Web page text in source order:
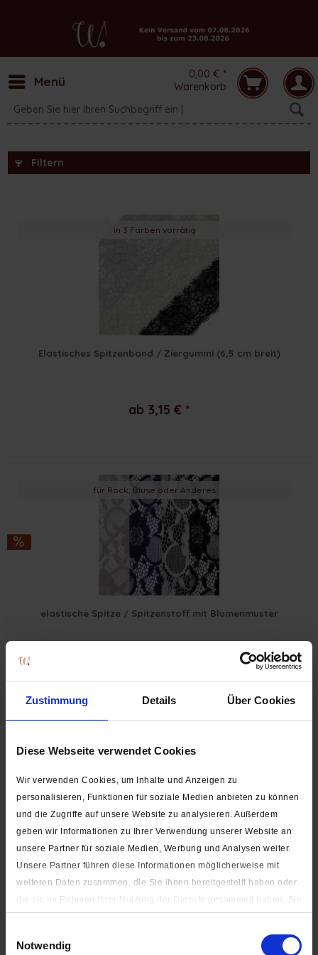
Zustimmung Details Über Cookies
Diese Webseite verwendet Cookies
Wir verwenden Cookies, um Inhalte und Anzeigen zu
personalisieren, Funktionen für soziale Medien anbieten zu können
und die Zugriffe auf unsere Website zu analysieren. Außerdem
geben wir Informationen zu Ihrer Verwendung unserer Website an
unsere Partner für soziale Medien, Werbung und Analysen weiter.
Unsere Partner führen diese Informationen möglicherweise mit
weiteren Daten zusammen, die Sie ihnen bereitgestellt haben oder
die sie im Rahmen Ihrer Nutzung der Dienste gesammelt haben. Sie
Notwendig
Menü
0,00 € *
Warenkorb
Filtern
in 3 Farben vorrätig
Elastisches Spitzenband / Ziergummi (6,5 cm breit)
ab 3,15 € *
für Rock, Bluse oder Anderes
elastische Spitze / Spitzenstoff mit Blumenmuster
ab 11,00 € *
3 Farben verfügbar
Rüschenborte mit Faltenwurf / Wäschespitze 40 mm (nicht
elastisch)